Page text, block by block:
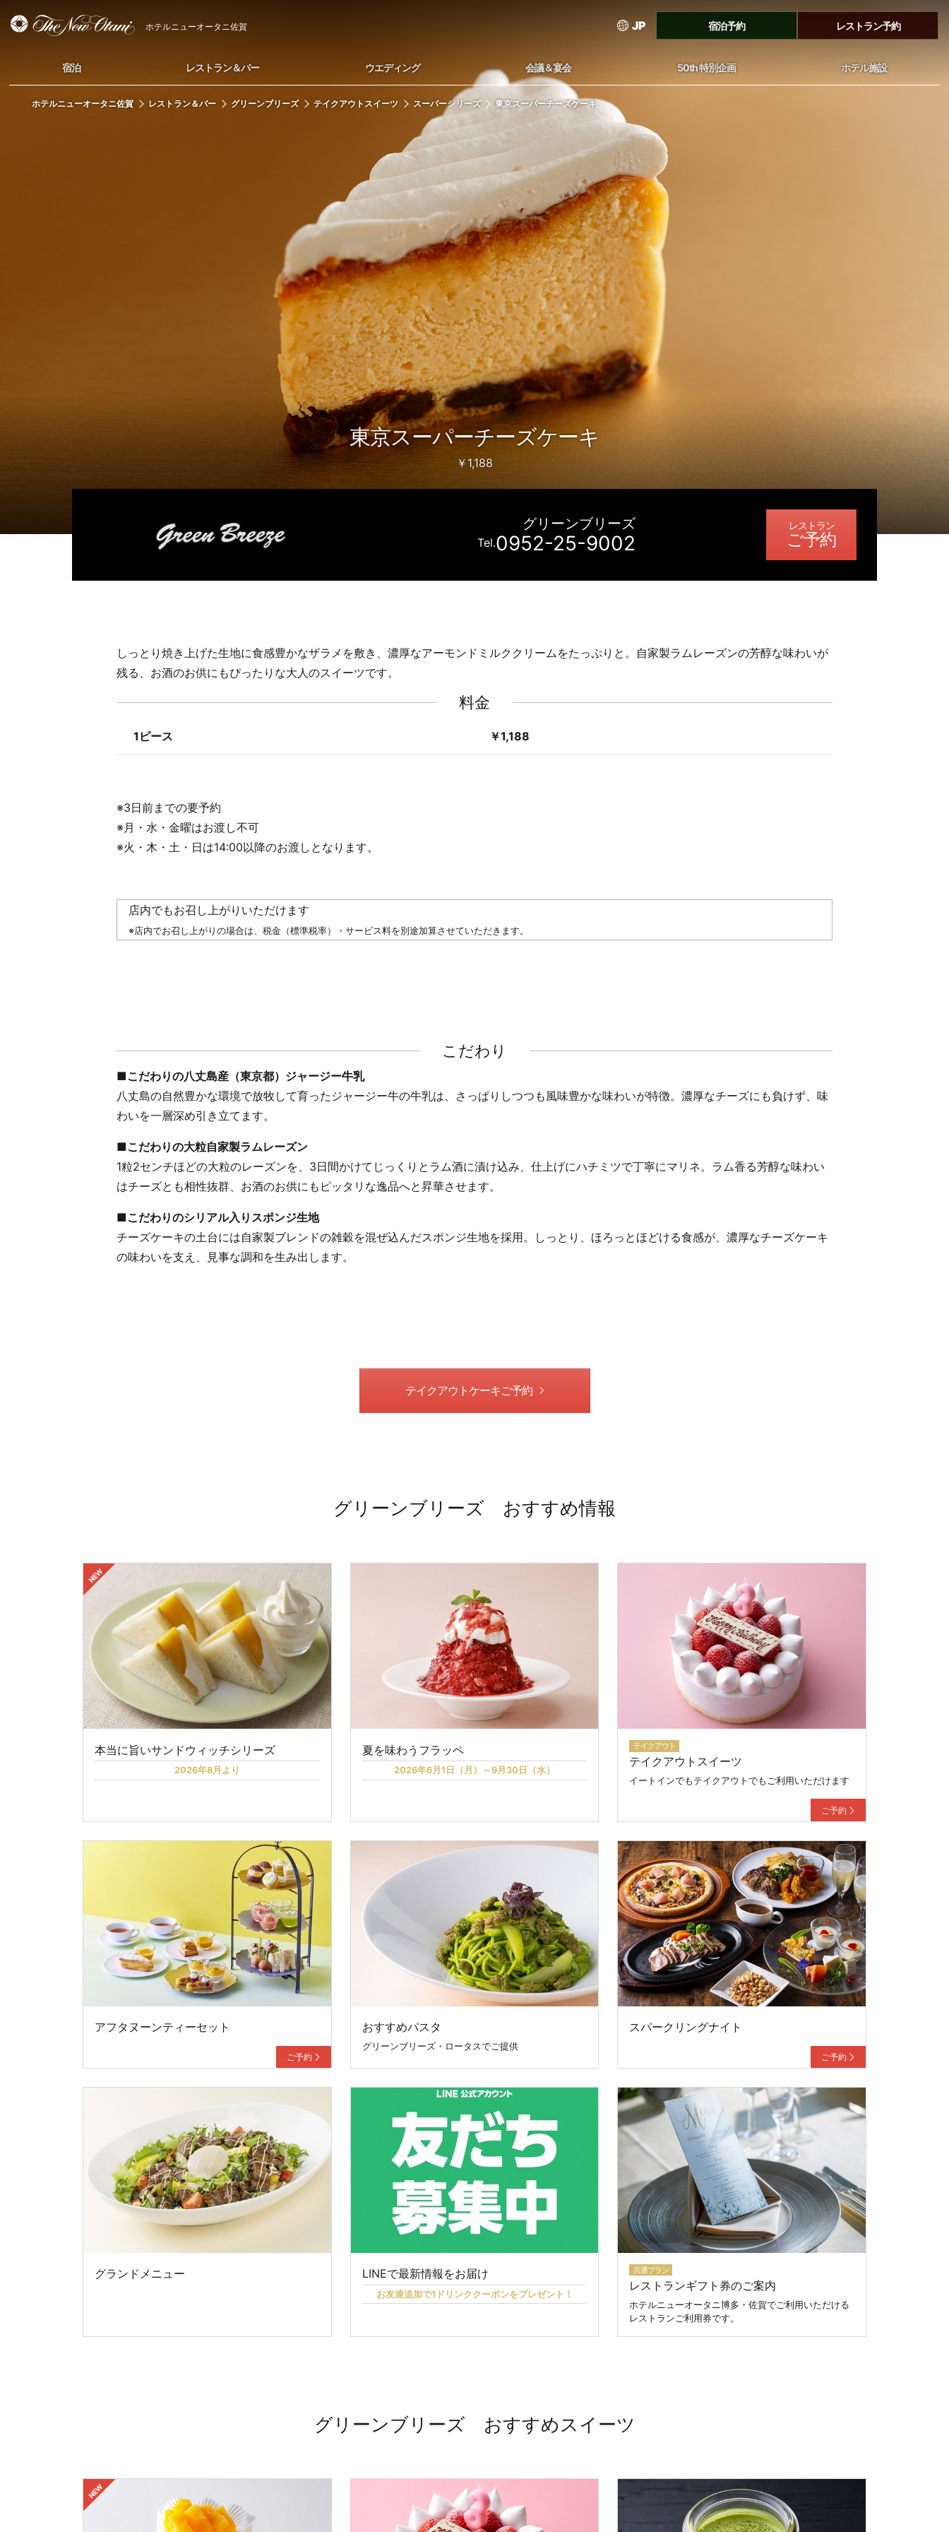
ホテルニューオータニ佐賀 JP 宿泊予約 レストラン予約
宿泊 レストラン＆バー ウエディング 会議＆宴会 50th 特別企画 ホテル施設
ホテルニューオータニ佐賀 レストラン＆バー グリーンブリーズ テイクアウトスイーツ スーパーシリーズ 東京スーパーチーズケーキ
東京スーパーチーズケーキ
￥1,188
グリーンブリーズ
Tel.0952-25-9002 ご予約
しっとり焼き上げた生地に食感豊かなザラメを敷き、濃厚なアーモンドミルククリームをたっぷりと。自家製ラムレーズンの芳醇な味わいが
残る、お酒のお供にもぴったりな大人のスイーツです。
料金
1ピース ￥1,188
※3日前までの要予約
※月・水・金曜はお渡し不可
※火・木・土・日は14:00以降のお渡しとなります。
店内でもお召し上がりいただけます
※店内でお召し上がりの場合は、税金（標準税率）・サービス料を別途加算させていただきます。
こだわり
■こだわりの八丈島産（東京都）ジャージー牛乳
八丈島の自然豊かな環境で放牧して育ったジャージー牛の牛乳は、さっぱりしつつも風味豊かな味わいが特徴。濃厚なチーズにも負けず、味
わいを一層深め引き立てます。
■こだわりの大粒自家製ラムレーズン
1粒2センチほどの大粒のレーズンを、3日間かけてじっくりとラム酒に漬け込み、仕上げにハチミツで丁寧にマリネ。ラム香る芳醇な味わい
はチーズとも相性抜群、お酒のお供にもピッタリな逸品へと昇華させます。
■こだわりのシリアル入りスポンジ生地
チーズケーキの土台には自家製ブレンドの雑穀を混ぜ込んだスポンジ生地を採用。しっとり、ほろっとほどける食感が、濃厚なチーズケーキ
の味わいを支え、見事な調和を生み出します。
テイクアウトケーキご予約
グリーンブリーズ おすすめ情報
本当に旨いサンドウィッチシリーズ
2026年8月より
夏を味わうフラッペ
2026年6月1日（月）～9月30日（水）
テイクアウト
テイクアウトスイーツ
イートインでもテイクアウトでもご利用いただけます
ご予約
アフタヌーンティーセット
ご予約
おすすめパスタ
グリーンブリーズ・ロータスでご提供
スパークリングナイト
ご予約
グランドメニュー LINEで最新情報をお届け
お友達追加で1ドリンククーポンをプレゼント！
共通プラン
レストランギフト券のご案内
ホテルニューオータニ博多・佐賀でご利用いただける
レストランご利用券です。
グリーンブリーズ おすすめスイーツ